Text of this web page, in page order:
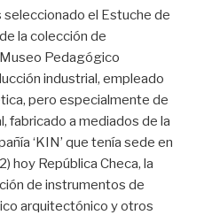
seleccionado el Estuche de
la colección de
Pedagógico
industrial, empleado
pero especialmente de
fabricado a mediados de la
‘KIN’ que tenía sede en
hoy República Checa, la
de instrumentos de
arquitectónico y otros